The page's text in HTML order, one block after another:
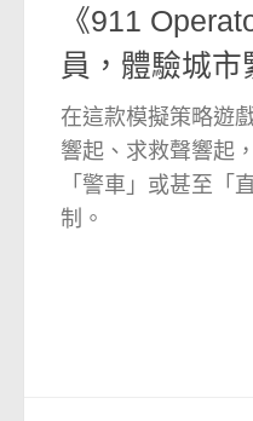
《911
員，體驗城
在這款模擬策略遊
響起、求救聲響起
「警車」或甚至「
制。